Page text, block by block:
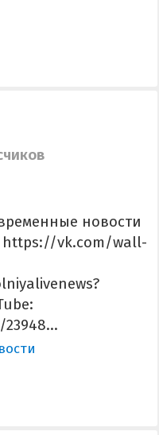
новости
https://vk.com/wall-